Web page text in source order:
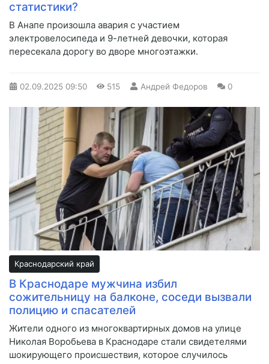
статистики?
В Анапе произошла авария с участием
электровелосипеда и 9-летней девочки, которая
пересекала дорогу во дворе многоэтажки.
02.09.2025 09:50 515 Андрей Федоров 0
Краснодарский край
В Краснодаре мужчина избил
сожительницу на балконе, соседи вызвали
полицию и спасателей
Жители одного из многоквартирных домов на улице
Николая Воробьева в Краснодаре стали свидетелями
шокирующего происшествия, которое случилось